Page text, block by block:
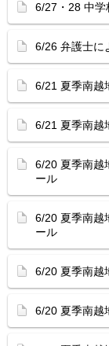
6/27・28 中学
6/26 弁護士に
6/21 夏季南
6/21 夏季南
6/20 夏季南
ール
6/20 夏季南
ール
6/20 夏季南
6/20 夏季南